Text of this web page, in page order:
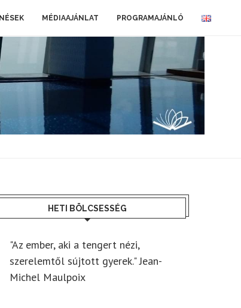
MÉDIAAJÁNLAT PROGRAMAJÁNLÓ
HETI BÖLCSESSÉG
"Az ember, aki a tengert nézi,
szerelemtől sújtott gyerek." Jean-
Michel Maulpoix